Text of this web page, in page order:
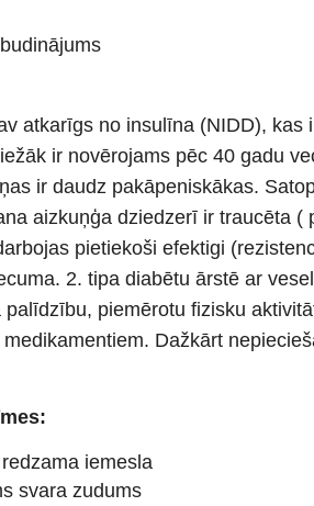
atkarīgs no insulīna (NIDD),
ir novērojams pēc 40 gadu
ir daudz pakāpeniskākas.
aizkuņģa dziedzerī ir traucēta (
pietiekoši efektigi
2. tipa diabētu ārstē ar
piemērotu fizisku
Dažkārt
iemesla
svara zudums